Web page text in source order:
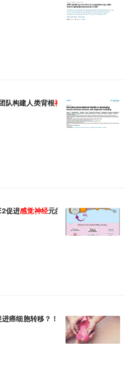
队构建人类背根神经节类器官，为人类
促进感觉神经元的兴奋性
进癌细胞转移？！Nature：感觉神经元分